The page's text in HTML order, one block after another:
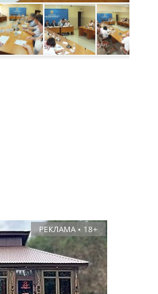
РЕКЛАМА • 18+